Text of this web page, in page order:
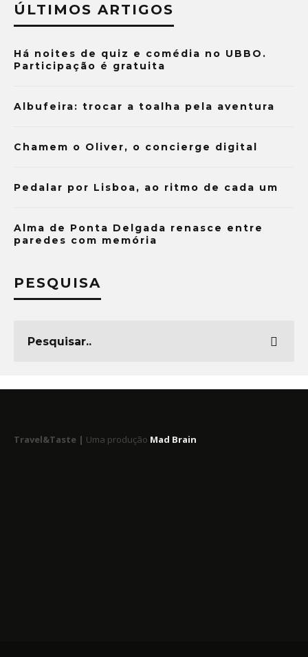
ÚLTIMOS ARTIGOS
Há noites de quiz e comédia no UBBO.
Participação é gratuita
Albufeira: trocar a toalha pela aventura
Chamem o Oliver, o concierge digital
Pedalar por Lisboa, ao ritmo de cada um
Alma de Ponta Delgada renasce entre
paredes com memória
PESQUISA
Travel&Taste | Uma produção Mad Brain